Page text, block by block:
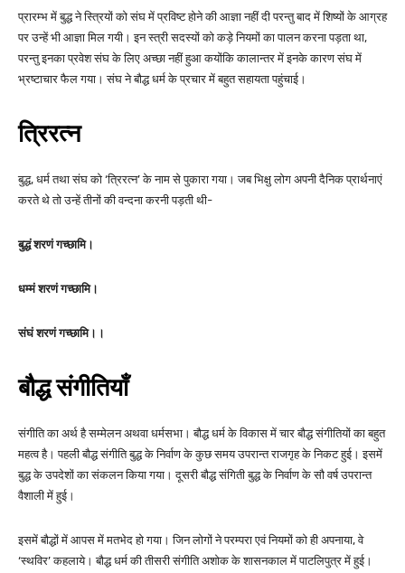
प्रारम्भ में बुद्ध ने स्त्रियों को संघ में प्रविष्ट होने की आज्ञा नहीं दी परन्तु बाद में शिष्यों के आग्रह
पर उन्हें भी आज्ञा मिल गयी। इन स्त्री सदस्यों को कड़े नियमों का पालन करना पड़ता था,
परन्तु इनका प्रवेश संघ के लिए अच्छा नहीं हुआ कयोंकि कालान्तर में इनके कारण संघ में
भ्रष्टाचार फैल गया। संघ ने बौद्ध धर्म के प्रचार में बहुत सहायता पहुंचाई।
त्रिरत्न
बुद्ध, धर्म तथा संघ को ‘त्रिरत्न’ के नाम से पुकारा गया। जब भिक्षु लोग अपनी दैनिक प्रार्थनाएं
करते थे तो उन्हें तीनों की वन्दना करनी पड़ती थी-
बुद्धं शरणं गच्छामि।
धम्मं शरणं गच्छामि।
संघं शरणं गच्छामि।।
बौद्ध संगीतियाँ
संगीति का अर्थ है सम्मेलन अथवा धर्मसभा। बौद्ध धर्म के विकास में चार बौद्ध संगीतियों का बहुत
महत्व है। पहली बौद्ध संगीति बुद्ध के निर्वाण के कुछ समय उपरान्त राजगृह के निकट हुई। इसमें
बुद्ध के उपदेशों का संकलन किया गया। दूसरी बौद्ध संगिती बुद्ध के निर्वाण के सौ वर्ष उपरान्त
वैशाली में हुई।
इसमें बौद्धों में आपस में मतभेद हो गया। जिन लोगों ने परम्परा एवं नियमों को ही अपनाया, वे
‘स्थविर’ कहलाये। बौद्ध धर्म की तीसरी संगीति अशोक के शासनकाल में पाटलिपुत्र में हुई।